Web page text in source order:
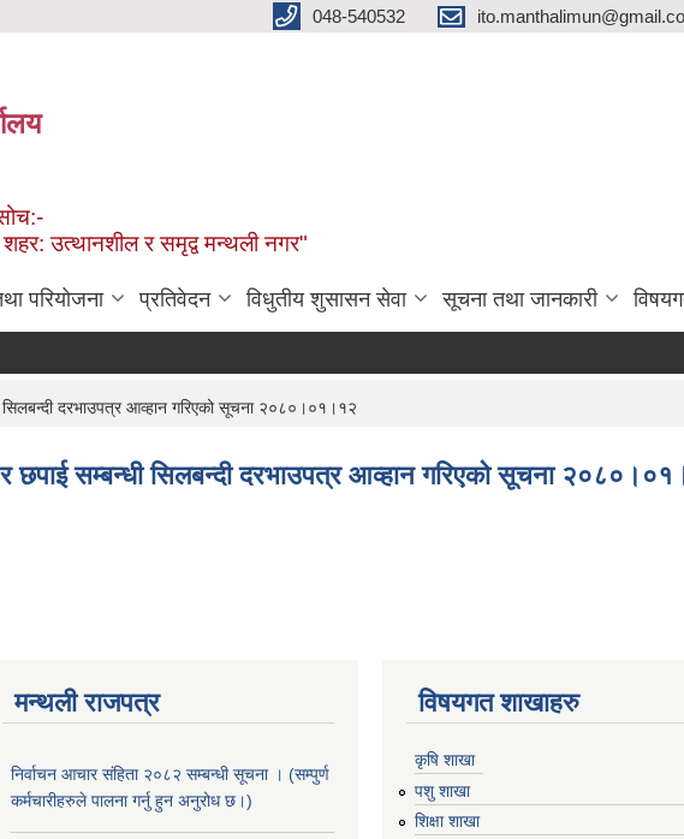
048-540532
उत्थानशील र समृद्व मन्थली नगर"
परियोजना प्रतिवेदन विधुतीय शुसासन सेवा सूचना तथा जानकारी
सिलबन्दी दरभाउपत्र आव्हान गरिएको सूचना २०८०।०१।१२
छपाई सम्बन्धी सिलबन्दी दरभाउपत्र आव्हान गरिएको सूचना
मन्थली राजपत्र
निर्वाचन आचार संहिता २०८२ सम्बन्धी सूचना । (सम्पुर्ण
कर्मचारीहरुले पालना गर्नु हुन अनुरोध छ।)
विषयगत शाखाहरु
कृषि शाखा
पशु शाखा
शिक्षा शाखा